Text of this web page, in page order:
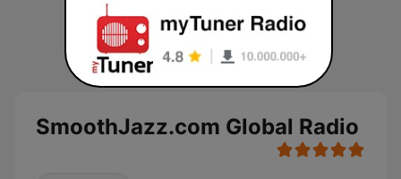
SmoothJazz.com Global Radio